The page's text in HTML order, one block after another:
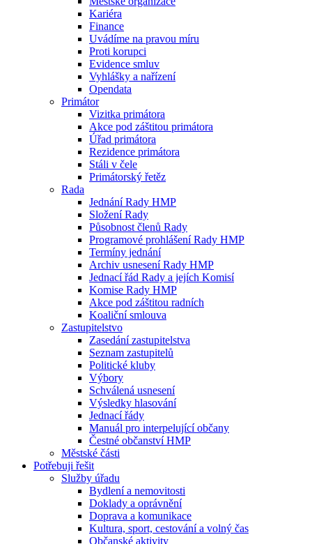
Kariéra
Finance
Uvádíme na pravou míru
Proti korupci
Evidence smluv
Vyhlášky a nařízení
Opendata
Primátor
Vizitka primátora
Akce pod záštitou primátora
Úřad primátora
Rezidence primátora
Stáli v čele
Primátorský řetěz
Rada
Jednání Rady HMP
Složení Rady
Působnost členů Rady
Programové prohlášení Rady HMP
Termíny jednání
Archiv usnesení Rady HMP
Jednací řád Rady a jejích Komisí
Komise Rady HMP
Akce pod záštitou radních
Koaliční smlouva
Zastupitelstvo
Zasedání zastupitelstva
Seznam zastupitelů
Politické kluby
Výbory
Schválená usnesení
Výsledky hlasování
Jednací řády
Manuál pro interpelující občany
Čestné občanství HMP
Městské části
Potřebuji řešit
Služby úřadu
Bydlení a nemovitosti
Doklady a oprávnění
Doprava a komunikace
Kultura, sport, cestování a volný čas
Občanské aktivity